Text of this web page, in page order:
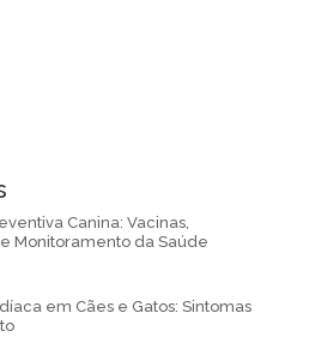
Canina: Vacinas,
Monitoramento da Saúde
em Cães e Gatos: Sintomas